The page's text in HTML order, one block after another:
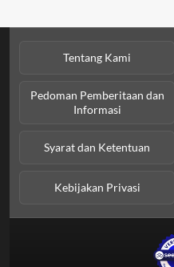
Tentang Kami
Pedoman Pemberitaan dan
Informasi
Syarat dan Ketentuan
Kebijakan Privasi